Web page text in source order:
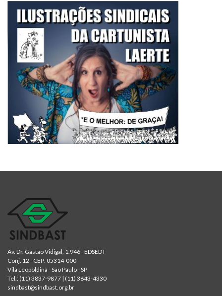
Av. Dr. Gastão Vidigal, 1.946 - EDSED I
Conj. 12 - CEP: 05314-000
Vila Leopoldina - São Paulo - SP
Tel.: (11) 3837-9877 | (11) 3643-4330
sindbast@sindbast.org.br